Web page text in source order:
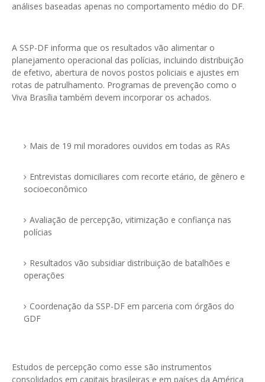
análises baseadas apenas no comportamento médio do DF.
A SSP-DF informa que os resultados vão alimentar o
planejamento operacional das polícias, incluindo distribuição
de efetivo, abertura de novos postos policiais e ajustes em
rotas de patrulhamento. Programas de prevenção como o
Viva Brasília também devem incorporar os achados.
Mais de 19 mil moradores ouvidos em todas as RAs
Entrevistas domiciliares com recorte etário, de gênero e
socioeconômico
Avaliação de percepção, vitimização e confiança nas
polícias
Resultados vão subsidiar distribuição de batalhões e
operações
Coordenação da SSP-DF em parceria com órgãos do
GDF
Estudos de percepção como esse são instrumentos
consolidados em capitais brasileiras e em países da América